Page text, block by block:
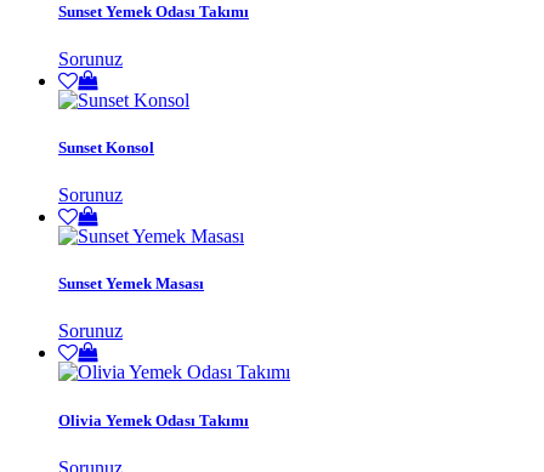
Sunset Yemek Odası Takımı
Sorunuz
Sunset Konsol
Sorunuz
Sunset Yemek Masası
Sorunuz
Olivia Yemek Odası Takımı
Sorunuz